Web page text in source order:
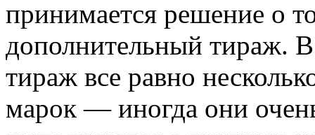
принимается решение о
дополнительный тираж. В
тираж все равно
марок — иногда они